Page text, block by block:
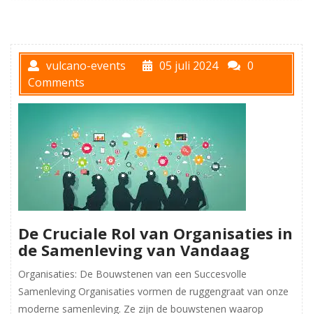
vulcano-events 05 juli 2024
0
Comments
De Cruciale Rol van Organisaties in
de Samenleving van Vandaag
Organisaties: De Bouwstenen van een Succesvolle
Samenleving Organisaties vormen de ruggengraat van onze
moderne samenleving. Ze zijn de bouwstenen waarop